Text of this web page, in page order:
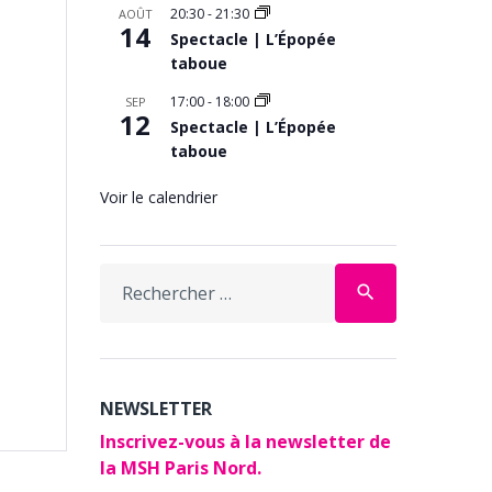
AOÛT
14
20:30-21:30
Spectacle | L’Épopée
taboue
SEP
12
17:00- 18:00
Spectacle | L’Épopée
taboue
Voir le calendrier
for:
search
NEWSLETTER
Inscrivez-vous à la newsletter de
la MSH Paris Nord.